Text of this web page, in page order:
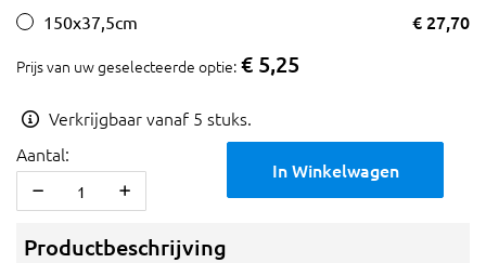
150x37,5cm € 27,70
Prijs van uw geselecteerde optie: € 5,25
Verkrijgbaar vanaf 5 stuks.
Aantal:
In Winkelwagen
Productbeschrijving